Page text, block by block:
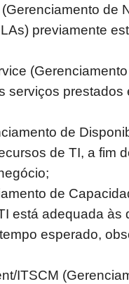
de
previamente
serviços prestados
de
de TI, a fim
de
está adequada às
esperado,
ITSCM